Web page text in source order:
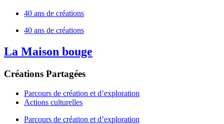
40 ans de créations
40 ans de créations
La Maison bouge
Créations Partagées
Parcours de création et d’exploration
Actions culturelles
Parcours de création et d’exploration